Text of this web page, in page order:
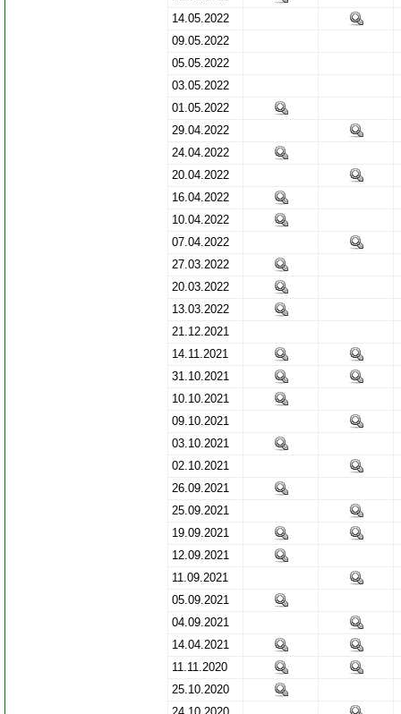
14.05.2022
09.05.2022
05.05.2022
03.05.2022
01.05.2022
29.04.2022
24.04.2022
20.04.2022
16.04.2022
10.04.2022
07.04.2022
27.03.2022
20.03.2022
13.03.2022
21.12.2021
14.11.2021
31.10.2021
10.10.2021
09.10.2021
03.10.2021
02.10.2021
26.09.2021
25.09.2021
19.09.2021
12.09.2021
11.09.2021
05.09.2021
04.09.2021
14.04.2021
11.11.2020
25.10.2020
24.10.2020